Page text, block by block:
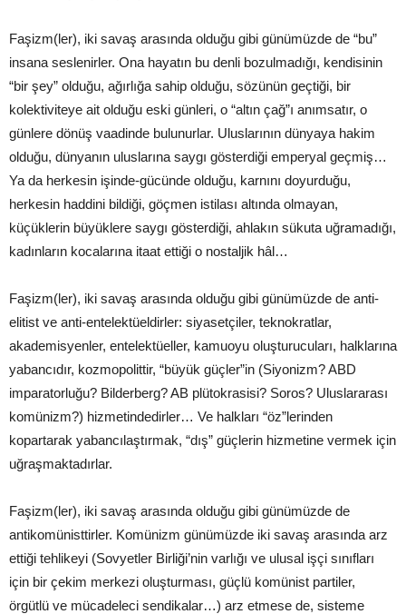
Faşizm(ler), iki savaş arasında olduğu gibi günümüzde de “bu”
insana seslenirler. Ona hayatın bu denli bozulmadığı, kendisinin
“bir şey” olduğu, ağırlığa sahip olduğu, sözünün geçtiği, bir
kolektiviteye ait olduğu eski günleri, o “altın çağ”ı anımsatır, o
günlere dönüş vaadinde bulunurlar. Uluslarının dünyaya hakim
olduğu, dünyanın uluslarına saygı gösterdiği emperyal geçmiş…
Ya da herkesin işinde-gücünde olduğu, karnını doyurduğu,
herkesin haddini bildiği, göçmen istilası altında olmayan,
küçüklerin büyüklere saygı gösterdiği, ahlakın sükuta uğramadığı,
kadınların kocalarına itaat ettiği o nostaljik hâl…
Faşizm(ler), iki savaş arasında olduğu gibi günümüzde de anti-
elitist ve anti-entelektüeldirler: siyasetçiler, teknokratlar,
akademisyenler, entelektüeller, kamuoyu oluşturucuları, halklarına
yabancıdır, kozmopolittir, “büyük güçler”in (Siyonizm? ABD
imparatorluğu? Bilderberg? AB plütokrasisi? Soros? Uluslararası
komünizm?) hizmetindedirler… Ve halkları “öz”lerinden
kopartarak yabancılaştırmak, “dış” güçlerin hizmetine vermek için
uğraşmaktadırlar.
Faşizm(ler), iki savaş arasında olduğu gibi günümüzde de
antikomünisttirler. Komünizm günümüzde iki savaş arasında arz
ettiği tehlikeyi (Sovyetler Birliği’nin varlığı ve ulusal işçi sınıfları
için bir çekim merkezi oluşturması, güçlü komünist partiler,
örgütlü ve mücadeleci sendikalar…) arz etmese de, sisteme